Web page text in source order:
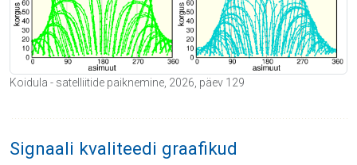
Koidula - satelliitide paiknemine, 2026, päev 129
Signaali kvaliteedi graafikud